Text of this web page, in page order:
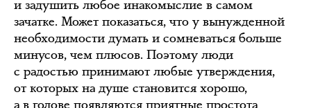
и задушить любое инакомыслие в самом
зачатке. Может показаться, что у вынужденной
необходимости думать и сомневаться больше
минусов, чем плюсов. Поэтому люди
с радостью принимают любые утверждения,
от которых на душе становится хорошо,
а в голове появляются приятные простота